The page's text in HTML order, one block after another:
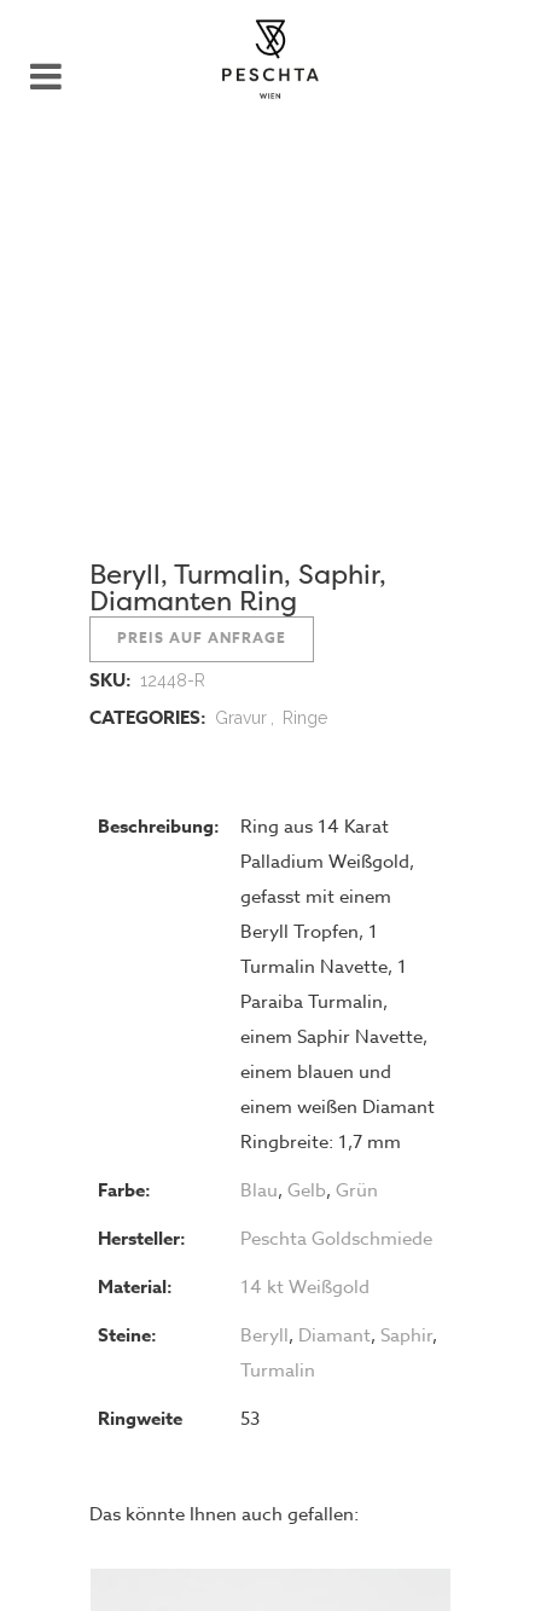
Beryll, Turmalin, Saphir,
Diamanten Ring
PREIS AUF ANFRAGE
SKU: 12448-R
CATEGORIES: Gravur Ringe
Beschreibung:
Ring aus 14 Karat
Palladium Weißgold,
gefasst mit einem
Beryll Tropfen, 1
Turmalin Navette, 1
Paraiba Turmalin,
einem Saphir Navette,
einem blauen und
einem weißen Diamant
Ringbreite: 1,7 mm
Farbe: Blau, Gelb, Grün
Hersteller: Peschta Goldschmiede
Material: 14 kt Weißgold
Steine: Beryll, Diamant, Saphir,
Turmalin
Ringweite 53
Das könnte Ihnen auch gefallen: